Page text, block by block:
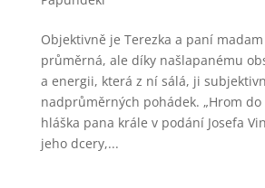
Objektivně je Terezka a paní
průměrná, ale díky našlapanému
a energii, která z ní sálá, ji
nadprůměrných pohádek. „Hrom
hláška pana krále v podání Josefa
jeho dcery,...